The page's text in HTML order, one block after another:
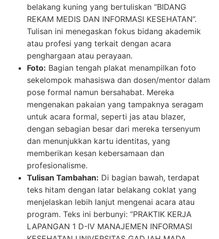
belakang kuning yang bertuliskan “BIDANG
REKAM MEDIS DAN INFORMASI KESEHATAN”.
Tulisan ini menegaskan fokus bidang akademik
atau profesi yang terkait dengan acara
penghargaan atau perayaan.
Foto: Bagian tengah plakat menampilkan foto
sekelompok mahasiswa dan dosen/mentor dalam
pose formal namun bersahabat. Mereka
mengenakan pakaian yang tampaknya seragam
untuk acara formal, seperti jas atau blazer,
dengan sebagian besar dari mereka tersenyum
dan menunjukkan kartu identitas, yang
memberikan kesan kebersamaan dan
profesionalisme.
Tulisan Tambahan: Di bagian bawah, terdapat
teks hitam dengan latar belakang coklat yang
menjelaskan lebih lanjut mengenai acara atau
program. Teks ini berbunyi: “PRAKTIK KERJA
LAPANGAN 1 D-IV MANAJEMEN INFORMASI